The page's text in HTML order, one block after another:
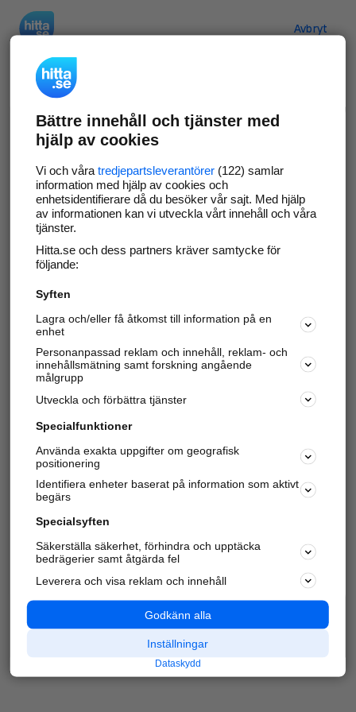
Avbryt
Verifiera ditt företag
Gör som 69 549företag
företagssida på hitta.se och syns bättre mot
kunder i ditt närområde. Helt kostnadsfritt.
Uppdatera din företagsinformation
Svara på och hantera dina omdömen
Har du redan verifierat ditt företag? Logga in
Varje vecka besöker du och4 miljoner
andra
härliga användare oss för att hitta rätt lokal
information om företag, privatpersoner och
platser.
Bättre innehåll och tjänster med
hjälp av cookies
Vi och våra tredjepartsleverantörer(122) samlar
information med hjälp av cookies och
enhetsidentifierare då du besöker vår sajt. Med hjälp
av informationen kan vi utveckla vårt innehåll och våra
tjänster.
Hitta.se och dess partners kräver samtycke för
följande:
Syften
Lagra och/eller få åtkomst till information på en
enhet
Personanpassad reklam och innehåll, reklam- och
innehållsmätning samt forskning angående
målgrupp
Utveckla och förbättra tjänster
Specialfunktioner
Använda exakta uppgifter om geografisk
positionering
Identifiera enheter baserat på information som aktivt
begärs
Specialsyften
Säkerställa säkerhet, förhindra och upptäcka
bedrägerier samt åtgärda fel
Leverera och visa reklam och innehåll
Godkänn alla
Inställningar
Dataskydd